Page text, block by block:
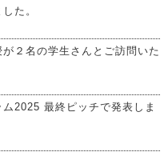
た。
２名の学生さんとご訪問いた
2025 最終ピッチで発表しま